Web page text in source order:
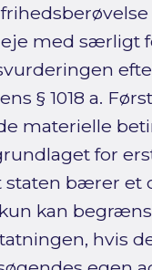
med særligt
§ 1018 a. Først
materielle
for
staten bærer et
kan
hvis